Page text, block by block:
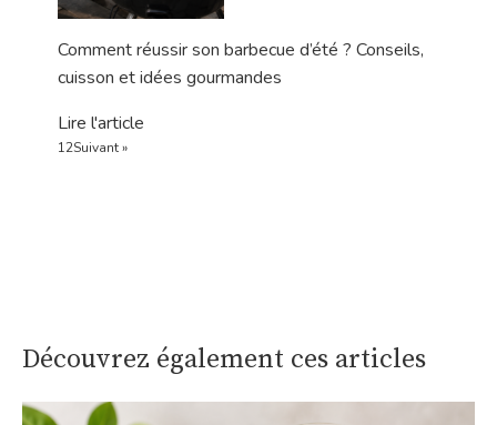
Comment réussir son barbecue d’été ? Conseils,
cuisson et idées gourmandes
Lire l'article
12Suivant »
Découvrez également ces articles